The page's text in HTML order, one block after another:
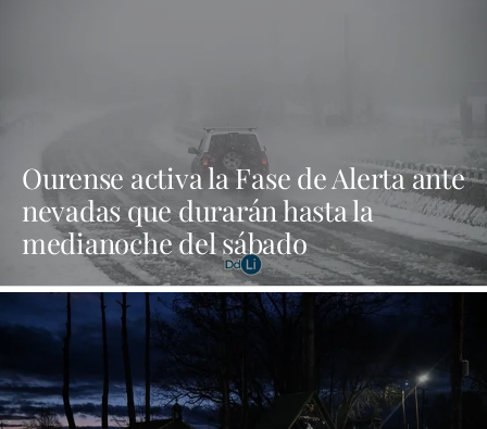
Ourense activa la Fase de Alerta ante
nevadas que durarán hasta la
medianoche del sábado